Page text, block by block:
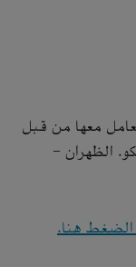
معها من قبل
الظهران -
الضغط هنا.